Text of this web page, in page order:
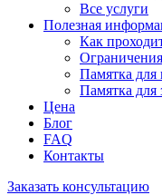
Все услуги
Полезная
Как
Памятка для
Памятка для
Цена
Блог
FAQ
Контакты
Заказать консультацию